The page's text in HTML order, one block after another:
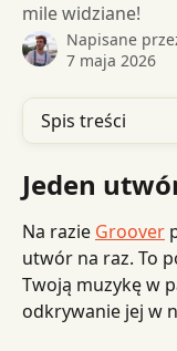
mile widziane!
Napisane
7 maja 2026
Spis treści
Jeden
Na razie Groover
utwór na raz. To
Twoją muzykę w
odkrywanie jej w